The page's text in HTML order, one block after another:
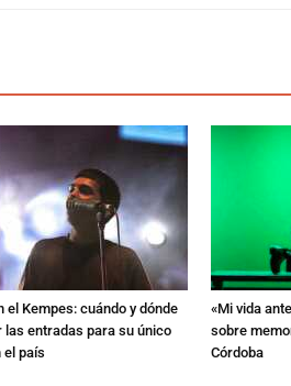
el Kempes: cuándo y dónde
las entradas para su único
el país
«Mi vida
sobre
Córdoba